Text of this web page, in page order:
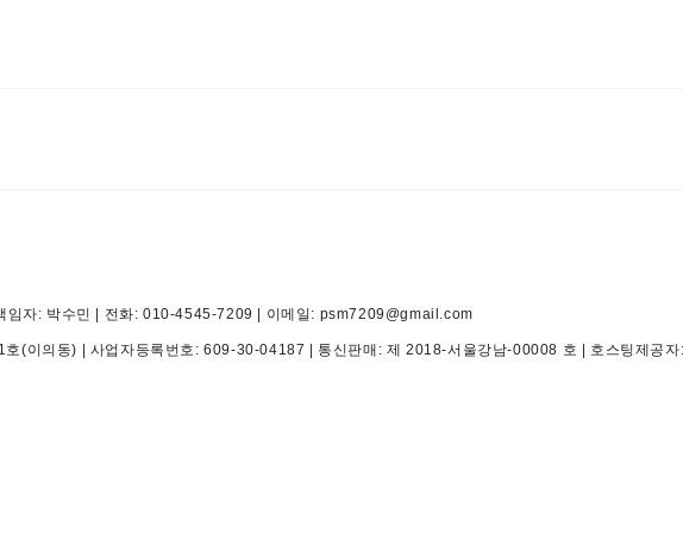
임자: 박수민 | 전화: 010-4545-7209 | 이메일: psm7209@gmail.com
호(이의동) | 사업자등록번호:609-30-04187 | 통신판매: 제 2018-서울강남-00008 호 | 호스팅제공